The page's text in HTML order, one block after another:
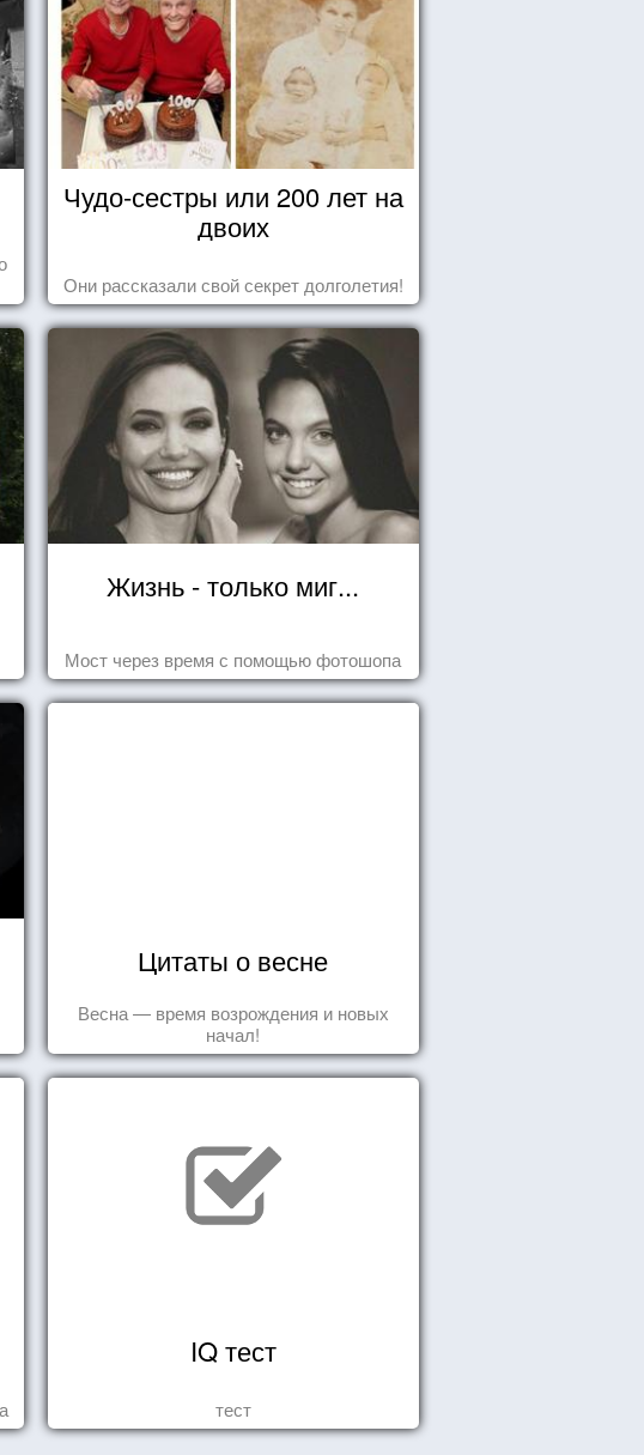
Чудо-сестры или 200 лет на
двоих
Они рассказали свой секрет долголетия!
Жизнь - только миг...
Мост через время с помощью фотошопа
Цитаты о весне
Весна — время возрождения и новых
начал!
IQ тест
тест